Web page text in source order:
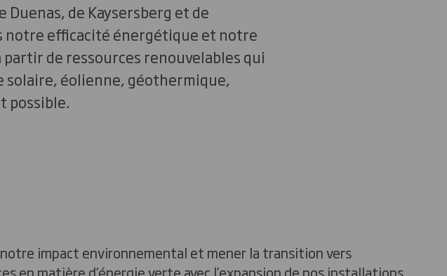
Duenas, de Kaysersberg et de
notre efficacité énergétique et notre
de ressources renouvelables qui
solaire, éolienne, géothermique,
possible.
impact environnemental et mener la transition vers